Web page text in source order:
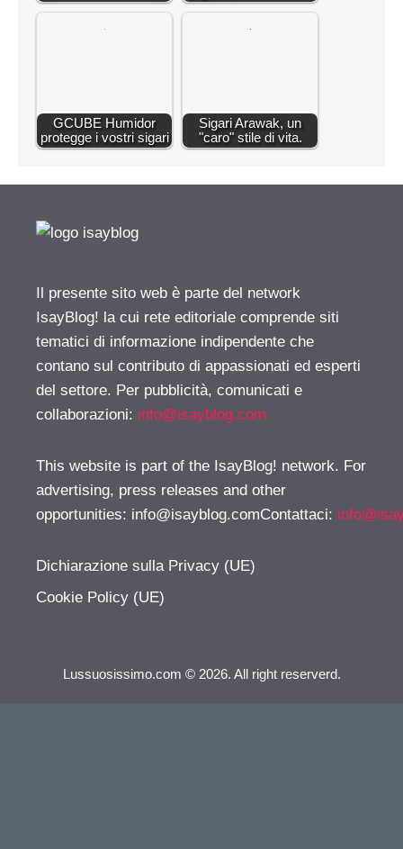
GCUBE Humidor
protegge i vostri sigari
Sigari Arawak, un
"caro" stile di vita.
Il presente sito web è parte del network
IsayBlog! la cui rete editoriale comprende siti
tematici di informazione indipendente che
contano sul contributo di appassionati ed esperti
del settore. Per pubblicità, comunicati e
collaborazioni: info@isayblog.com
This website is part of the IsayBlog! network. For
advertising, press releases and other
opportunities: info@isayblog.comContattaci:
Dichiarazione sulla Privacy (UE)
Cookie Policy (UE)
Lussuosissimo.com © 2026. All right reserverd.